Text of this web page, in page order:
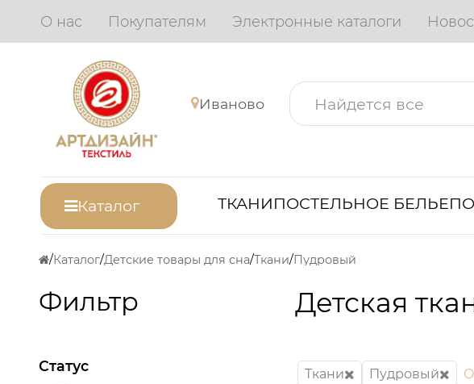
О нас Покупателям Электронные каталоги
Иваново
Каталог ТКАНИПОСТЕЛЬНОЕ БЕЛЬЕ
Каталог Детские товары для сна Ткани Пудровый
Фильтр
Статус
Детская
Ткани Пудровый